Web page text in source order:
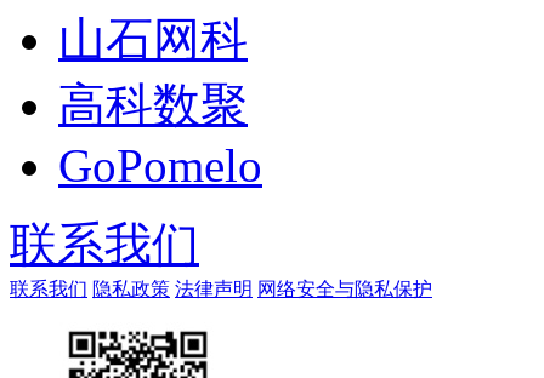
山石网科
高科数聚
GoPomelo
联系我们
联系我们 隐私政策 法律声明 网络安全与隐私保护